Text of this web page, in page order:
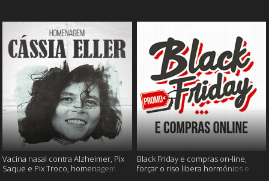
Vacina nasal contra Alzheimer, Pix
Saque e Pix Troco, homenagem
Black Friday e compras on-line,
forçar o riso libera hormônios e